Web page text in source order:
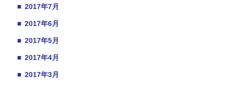
■ 2017年7月
■ 2017年6月
■ 2017年5月
■ 2017年4月
■ 2017年3月